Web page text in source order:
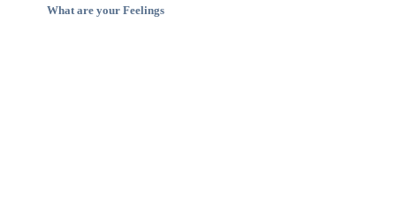
What are your Feelings